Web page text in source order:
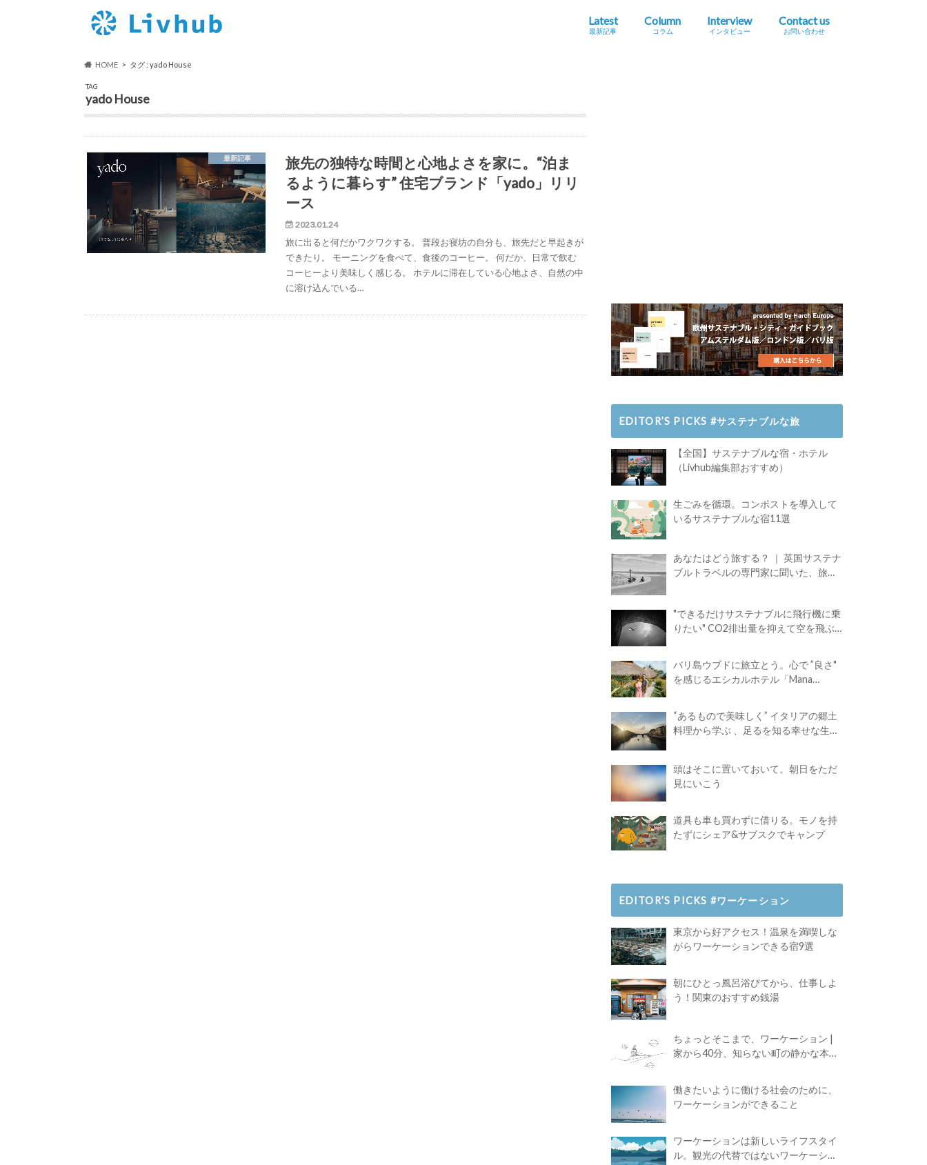
Latest
最新記事
Column
コラム
Interview
インタビュー
Contact us
お問い合わせ
HOME タグ : yado House
TAG
yado House
最新記事
旅先の独特な時間と心地よさを家に。“泊ま
るように暮らす” 住宅ブランド「yado」リリ
ース
2023.01.24
旅に出ると何だかワクワクする。 普段お寝坊の自分も、旅先だと早起きが
できたり。 モーニングを食べて、食後のコーヒー。 何だか、日常で飲む
コーヒーより美味しく感じる。 ホテルに滞在している心地よさ、自然の中
に溶け込んでいる…
EDITOR’S PICKS #サステナブルな旅
【全国】サステナブルな宿・ホテル
（Livhub編集部おすすめ）
生ごみを循環。コンポストを導入して
いるサステナブルな宿11選
あなたはどう旅する？ ｜ 英国サステナ
ブルトラベルの専門家に聞いた、旅の
"できるだけサステナブルに飛行機に乗
りたい" CO2排出量を抑えて空を飛ぶ
バリ島ウブドに旅立とう。心で ”良さ"
を感じるエシカルホテル「Mana
“あるもので美味しく” イタリアの郷土
料理から学ぶ 、足るを知る幸せな生き
頭はそこに置いておいて。朝日をただ
見にいこう
道具も車も買わずに借りる。モノを持
たずにシェア&サブスクでキャンプ
EDITOR’S PICKS #ワーケーション
東京から好アクセス！温泉を満喫しな
がらワーケーションできる宿9選
朝にひとっ風呂浴びてから、仕事しよ
う！関東のおすすめ銭湯
ちょっとそこまで、ワーケーション |
家から40分、知らない町の静かな本屋
働きたいように働ける社会のために、
ワーケーションができること
ワーケーションは新しいライフスタイ
ル。観光の代替ではないワーケーショ